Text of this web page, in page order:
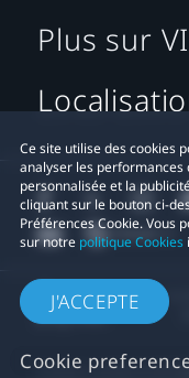
Ce site utilise des cookies
analyser les
personnalisée et la
cliquant sur le bouton ci-
Préférences Cookie. Vous
sur notre politique Cookies
J'ACCEPTE
Cookie
Plus sur
©
Contact confidentialité: